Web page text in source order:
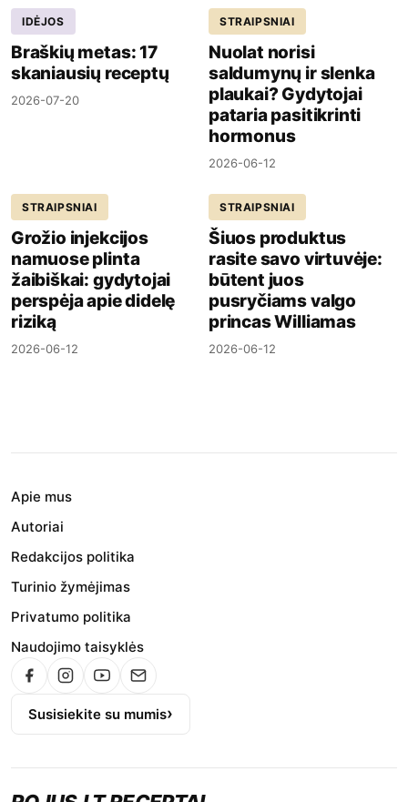
IDĖJOS
Braškių metas: 17
skaniausių receptų
2026-07-20
STRAIPSNIAI
Nuolat norisi
saldumynų ir slenka
plaukai? Gydytojai
pataria pasitikrinti
hormonus
2026-06-12
STRAIPSNIAI
Grožio injekcijos
namuose plinta
žaibiškai: gydytojai
perspėja apie didelę
riziką
2026-06-12
STRAIPSNIAI
Šiuos produktus
rasite savo virtuvėje:
būtent juos
pusryčiams valgo
princas Williamas
2026-06-12
Apie mus
Autoriai
Redakcijos politika
Turinio žymėjimas
Privatumo politika
Naudojimo taisyklės
Susisiekite su mumis